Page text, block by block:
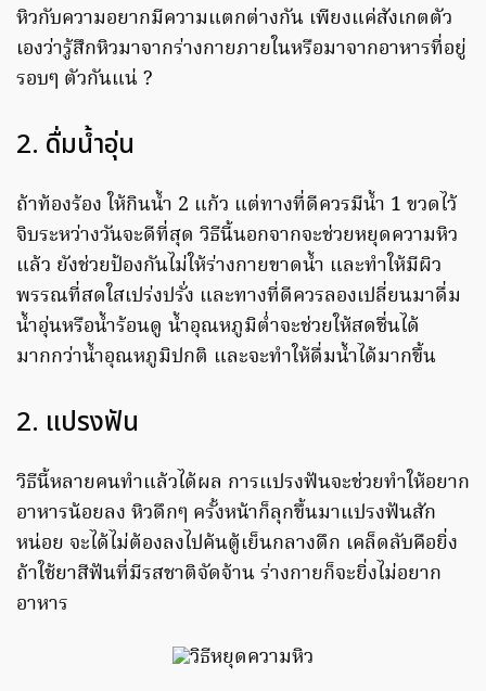
หิวกับความอยากมีความแตกต่างกัน เพียงแค่สังเกตตัว
เองว่ารู้สึกหิวมาจากร่างกายภายในหรือมาจากอาหารที่อยู่
รอบๆ ตัวกันแน่ ?
2. ดื่มน้ำอุ่น
ถ้าท้องร้อง ให้กินน้ำ 2 แก้ว แต่ทางที่ดีควรมีน้ำ 1 ขวดไว้
จิบระหว่างวันจะดีที่สุด วิธีนี้นอกจากจะช่วยหยุดความหิว
แล้ว ยังช่วยป้องกันไม่ให้ร่างกายขาดน้ำ และทำให้มีผิว
พรรณที่สดใสเปร่งปรั่ง และทางที่ดีควรลองเปลี่ยนมาดื่ม
น้ำอุ่นหรือน้ำร้อนดู น้ำอุณหภูมิต่ำจะช่วยให้สดชื่นได้
มากกว่าน้ำอุณหภูมิปกติ และจะทำให้ดื่มน้ำได้มากขึ้น
2. แปรงฟัน
วิธีนี้หลายคนทำแล้วได้ผล การแปรงฟันจะช่วยทำให้อยาก
อาหารน้อยลง หิวดึกๆ ครั้งหน้าก็ลุกขึ้นมาแปรงฟันสัก
หน่อย จะได้ไม่ต้องลงไปค้นตู้เย็นกลางดึก เคล็ดลับคือยิ่ง
ถ้าใช้ยาสีฟันที่มีรสชาติจัดจ้าน ร่างกายก็จะยิ่งไม่อยาก
อาหาร